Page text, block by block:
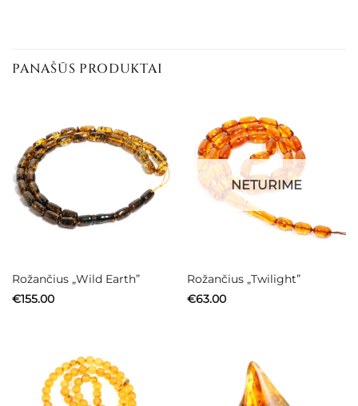
PANAŠŪS PRODUKTAI
Rožančius „Wild Earth”
€155.00
NETURIME
Rožančius „Twilight”
€63.00